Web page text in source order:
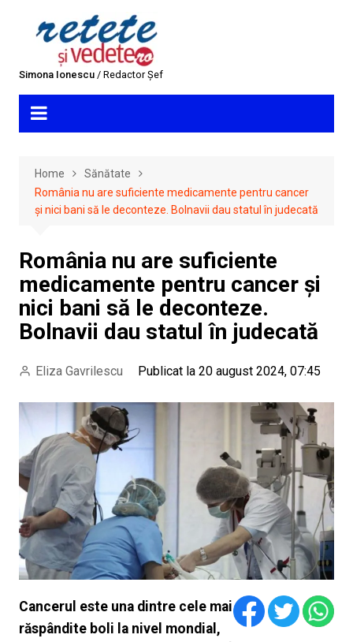
Simona Ionescu/ Redactor Șef
Home
Sănătate
România nu are suficiente medicamente pentru cancer
și nici bani să le deconteze. Bolnavii dau statul în judecată
România nu are suficiente
medicamente pentru cancer și
nici bani să le deconteze.
Bolnavii dau statul în judecată
Eliza Gavrilescu Publicat la 20 august 2024, 07:45
Cancerul este una dintre cele mai
răspândite boli la nivel mondial,